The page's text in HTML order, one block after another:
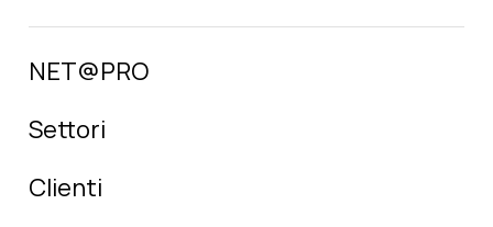
NET@PRO
Settori
Clienti